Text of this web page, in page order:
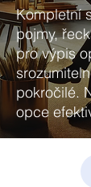
Kompletní
pojmy,
pro výpis
pokročilé.
opce